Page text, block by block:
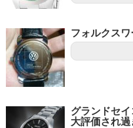
フォルクスワ
グランドセ
大評価され